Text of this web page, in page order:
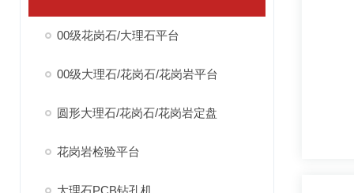
00级花岗石/大理石平台
00级大理石/花岗石/花岗岩平台
圆形大理石/花岗石/花岗岩定盘
花岗岩检验平台
大理石PCB钻孔机